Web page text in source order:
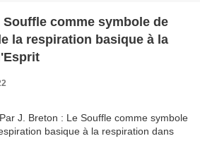
comme symbole de
la respiration basique à la